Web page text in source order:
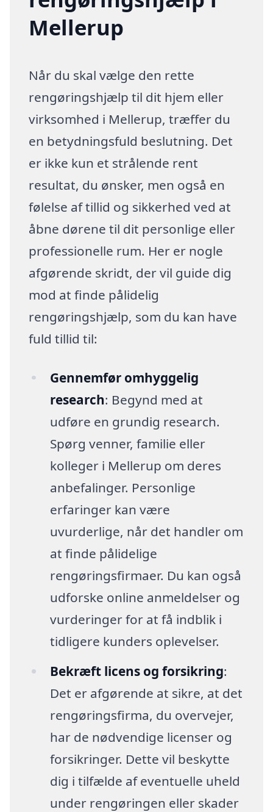
Mellerup
Når du skal vælge den rette
rengøringshjælp til dit hjem eller
virksomhed i Mellerup, træffer du
en betydningsfuld beslutning. Det
er ikke kun et strålende rent
resultat, du ønsker, men også en
følelse af tillid og sikkerhed ved at
åbne dørene til dit personlige eller
professionelle rum. Her er nogle
afgørende skridt, der vil guide dig
mod at finde pålidelig
rengøringshjælp, som du kan have
fuld tillid til:
Gennemfør omhyggelig
research: Begynd med at
udføre en grundig research.
Spørg venner, familie eller
kolleger i Mellerup om deres
anbefalinger. Personlige
erfaringer kan være
uvurderlige, når det handler om
at finde pålidelige
rengøringsfirmaer. Du kan også
udforske online anmeldelser og
vurderinger for at få indblik i
tidligere kunders oplevelser.
Bekræft licens og forsikring:
Det er afgørende at sikre, at det
rengøringsfirma, du overvejer,
har de nødvendige licenser og
forsikringer. Dette vil beskytte
dig i tilfælde af eventuelle uheld
under rengøringen eller skader